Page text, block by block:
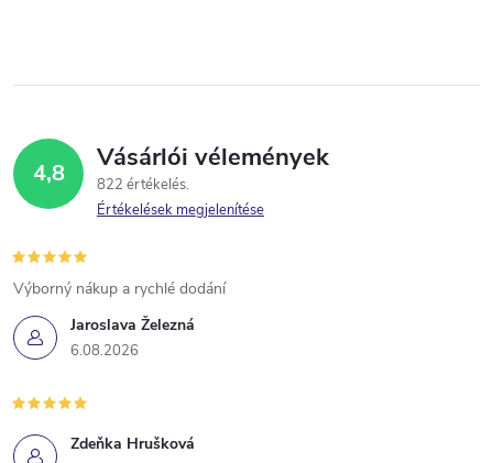
4,8 Vásárlói vélemények
822 értékelés
Értékelések megjelenítése
Jaroslava Železná
6.08.2026
Výborný nákup a rychlé dodání
Zdeňka Hrušková